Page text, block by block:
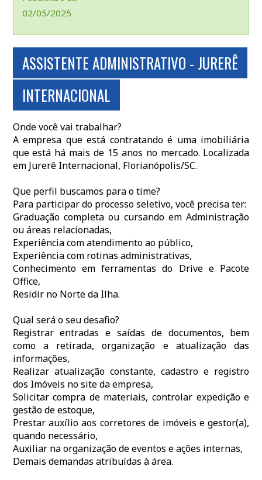
02/05/2025
ASSISTENTE ADMINISTRATIVO - JURERÊ
INTERNACIONAL
Onde você vai trabalhar?
A empresa que está contratando é uma imobiliária
que está há mais de 15 anos no mercado. Localizada
em Jurerê Internacional, Florianópolis/SC.
Que perfil buscamos para o time?
Para participar do processo seletivo, você precisa ter:
Graduação completa ou cursando em Administração
ou áreas relacionadas,
Experiência com atendimento ao público,
Experiência com rotinas administrativas,
Conhecimento em ferramentas do Drive e Pacote
Office,
Residir no Norte da Ilha.
Qual será o seu desafio?
Registrar entradas e saídas de documentos, bem
como a retirada, organização e atualização das
informações,
Realizar atualização constante, cadastro e registro
dos Imóveis no site da empresa,
Solicitar compra de materiais, controlar expedição e
gestão de estoque,
Prestar auxílio aos corretores de imóveis e gestor(a),
quando necessário,
Auxiliar na organização de eventos e ações internas,
Demais demandas atribuídas à área.